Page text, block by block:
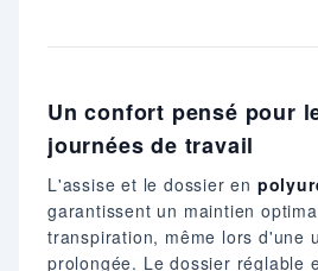
Un confort pensé pour
journées de travail
L'assise et le dossier en
garantissent un maintien
transpiration, même lors d'une
prolongée. Le dossier réglable